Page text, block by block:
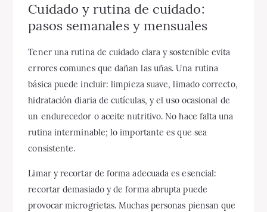
Cuidado y rutina de cuidado:
pasos semanales y mensuales
Tener una rutina de cuidado clara y sostenible evita
errores comunes que dañan las uñas. Una rutina
básica puede incluir: limpieza suave, limado correcto,
hidratación diaria de cutículas, y el uso ocasional de
un endurecedor o aceite nutritivo. No hace falta una
rutina interminable; lo importante es que sea
consistente.
Limar y recortar de forma adecuada es esencial:
recortar demasiado y de forma abrupta puede
provocar microgrietas. Muchas personas piensan que